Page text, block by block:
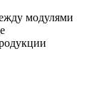
модулями